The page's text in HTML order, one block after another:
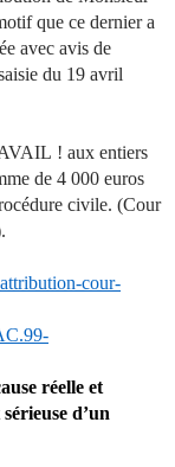
que ce dernier a
avec avis de
du 19 avril
! aux entiers
de 4 000 euros
civile. (Cour
cour-
réelle et
d’un